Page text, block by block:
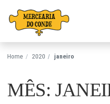
Pular para o conteúdo
Home 2020 janeiro
MÊS: